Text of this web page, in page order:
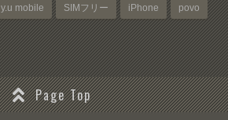
y.u mobile SIMフリー iPhone povo
Page Top